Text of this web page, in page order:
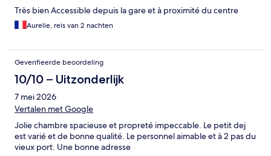
Très bien Accessible depuis la gare et à proximité du centre
Aurelie, reis van 2 nachten
Geverifieerde beoordeling
10/10 – Uitzonderlijk
7 mei 2026
Vertalen met Google
Jolie chambre spacieuse et propreté impeccable. Le petit dej
est varié et de bonne qualité. Le personnel aimable et à 2 pas du
vieux port. Une bonne adresse